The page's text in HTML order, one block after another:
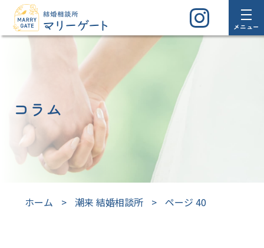
メニュー
コラム
ホーム > 潮来 結婚相談所 > ページ 40